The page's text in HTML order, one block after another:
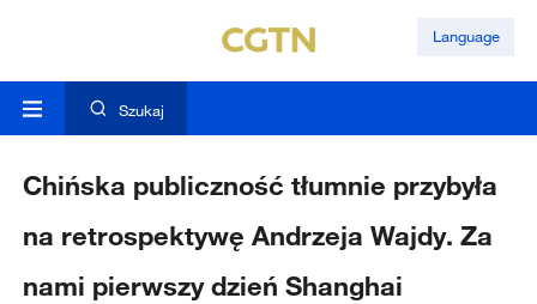
Language
Szukaj
Chińska publiczność tłumnie przybyła
na retrospektywę Andrzeja Wajdy. Za
nami pierwszy dzień Shanghai